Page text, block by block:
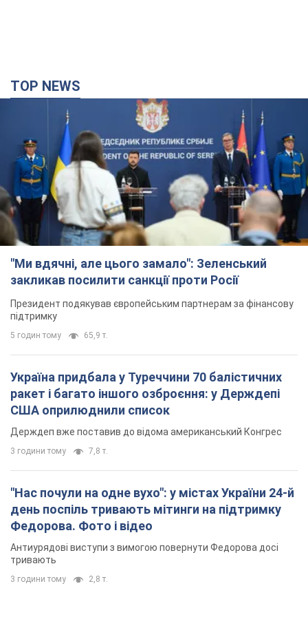
"Ми вдячні, але цього замало": Зеленський
закликав посилити санкції проти Росії
Президент подякував європейським партнерам за фінансову
підтримку
5 годин тому 65,9 т.
Україна придбала у Туреччини 70 балістичних
ракет і багато іншого озброєння: у Держдепі
США оприлюднили список
3 години тому
"Нас почули на одне вухо": у містах України 24-й
день поспіль тривають мітинги на підтримку
Федорова. Фото і відео
Антиурядові виступи з вимогою повернути Федорова досі